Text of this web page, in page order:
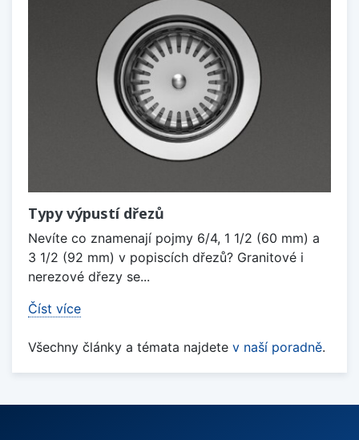
Typy výpustí dřezů
Nevíte co znamenají pojmy 6/4, 1 1/2 (60 mm) a
3 1/2 (92 mm) v popiscích dřezů? Granitové i
nerezové dřezy se...
Číst více
Všechny články a témata najdete v naší poradně.